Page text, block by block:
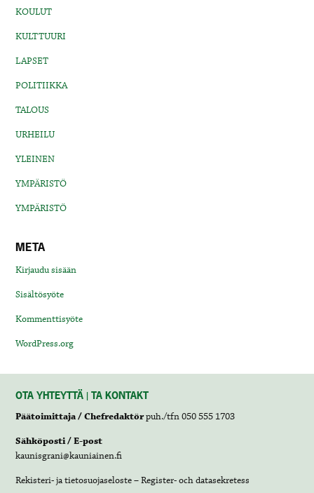
KOULUT
KULTTUURI
LAPSET
POLITIIKKA
TALOUS
URHEILU
YLEINEN
YMPÄRISTÖ
YMPÄRISTÖ
META
Kirjaudu sisään
Sisältösyöte
Kommenttisyöte
WordPress.org
OTA YHTEYTTÄ | TA KONTAKT
Päätoimittaja / Chefredaktörpuh./tfn 050 555 1703
Sähköposti / E-post
kaunisgrani@kauniainen.fi
Rekisteri- ja tietosuojaseloste – Register- och datasekretess